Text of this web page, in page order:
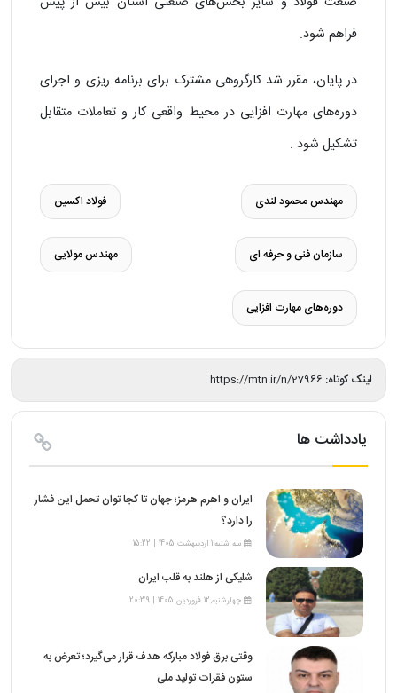
فراهم شود.
در پایان، مقرر شد کارگروهی مشترک برای برنامه‌ ریزی و اجرای
دوره‌های مهارت‌ افزایی در محیط واقعی کار و تعاملات متقابل
تشکیل شود .
مهندس محمود لندی فولاد اکسین
سازمان فنی‌ و حرفه‌ ای مهندس مولایی
دوره‌های مهارت‌ افزایی
لینک کوتاه: https://mtn.ir/n/27966
یادداشت ها
ایران و اهرم هرمز؛ جهان تا کجا توان تحمل این فشار
را دارد؟
سه شنبه,1 اردیبهشت 1405 | 15:22
شلیکی از هلند به قلب ایران
چهارشنبه,12 فروردین 1405 | 20:39
وقتی برق فولاد مبارکه هدف قرار می‌گیرد؛ تعرض به
ستون فقرات تولید ملی